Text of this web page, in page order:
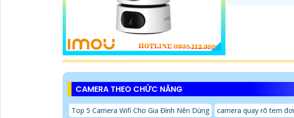
CAMERA THEO CHỨC NĂNG
Top 5 Camera Wifi Cho Gia Đình Nên Dùng
camera quay rõ tem